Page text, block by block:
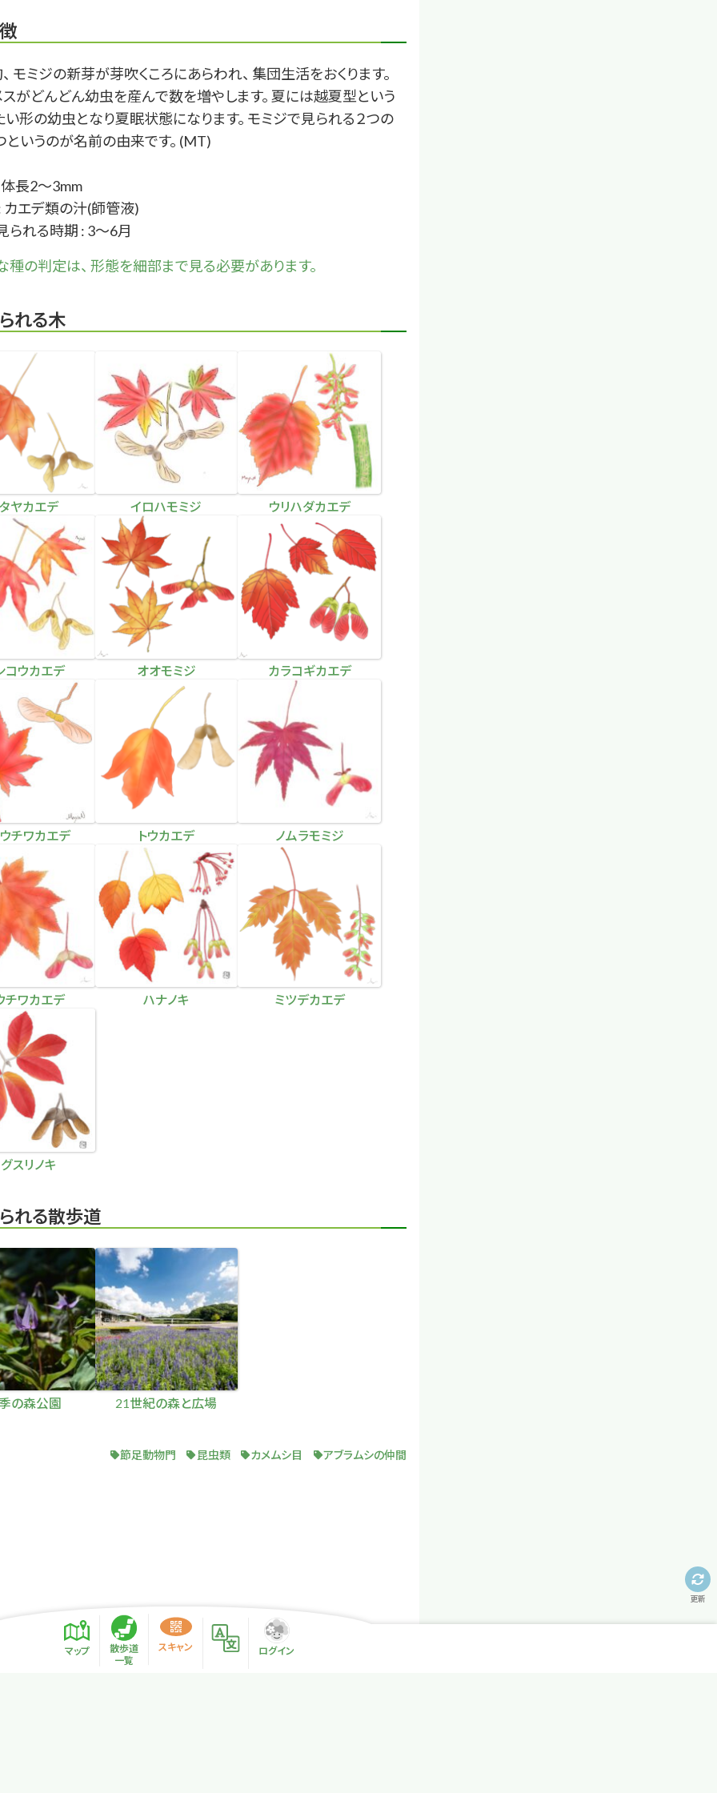
モミジの新芽が芽吹くころにあらわれ、 集団生活をおくります。
スがどんどん幼虫を産んで数を増やします。 夏には越夏型という
い形の幼虫となり夏眠状態になります。 モミジで見られる２つの
というのが名前の由来です。 (MT)
長2～3mm
カエデ類の汁(師管液)
られる時期 : 3～6月
種の判定は、 形態を細部まで見る必要があります。
れる木
ヤカエデ イロハモミジ ウリハダカエデ
コウカエデ オオモミジ カラコギカエデ
チワカエデ トウカエデ ノムラモミジ
チワカエデ ハナノキ ミツデカエデ
スリノキ
れる散歩道
の森公園 21世紀の森と広場
節足動物門 昆虫類 カメムシ目 アブラムシの仲間
更新
マップ
散歩道
一覧
スキャン ログイン